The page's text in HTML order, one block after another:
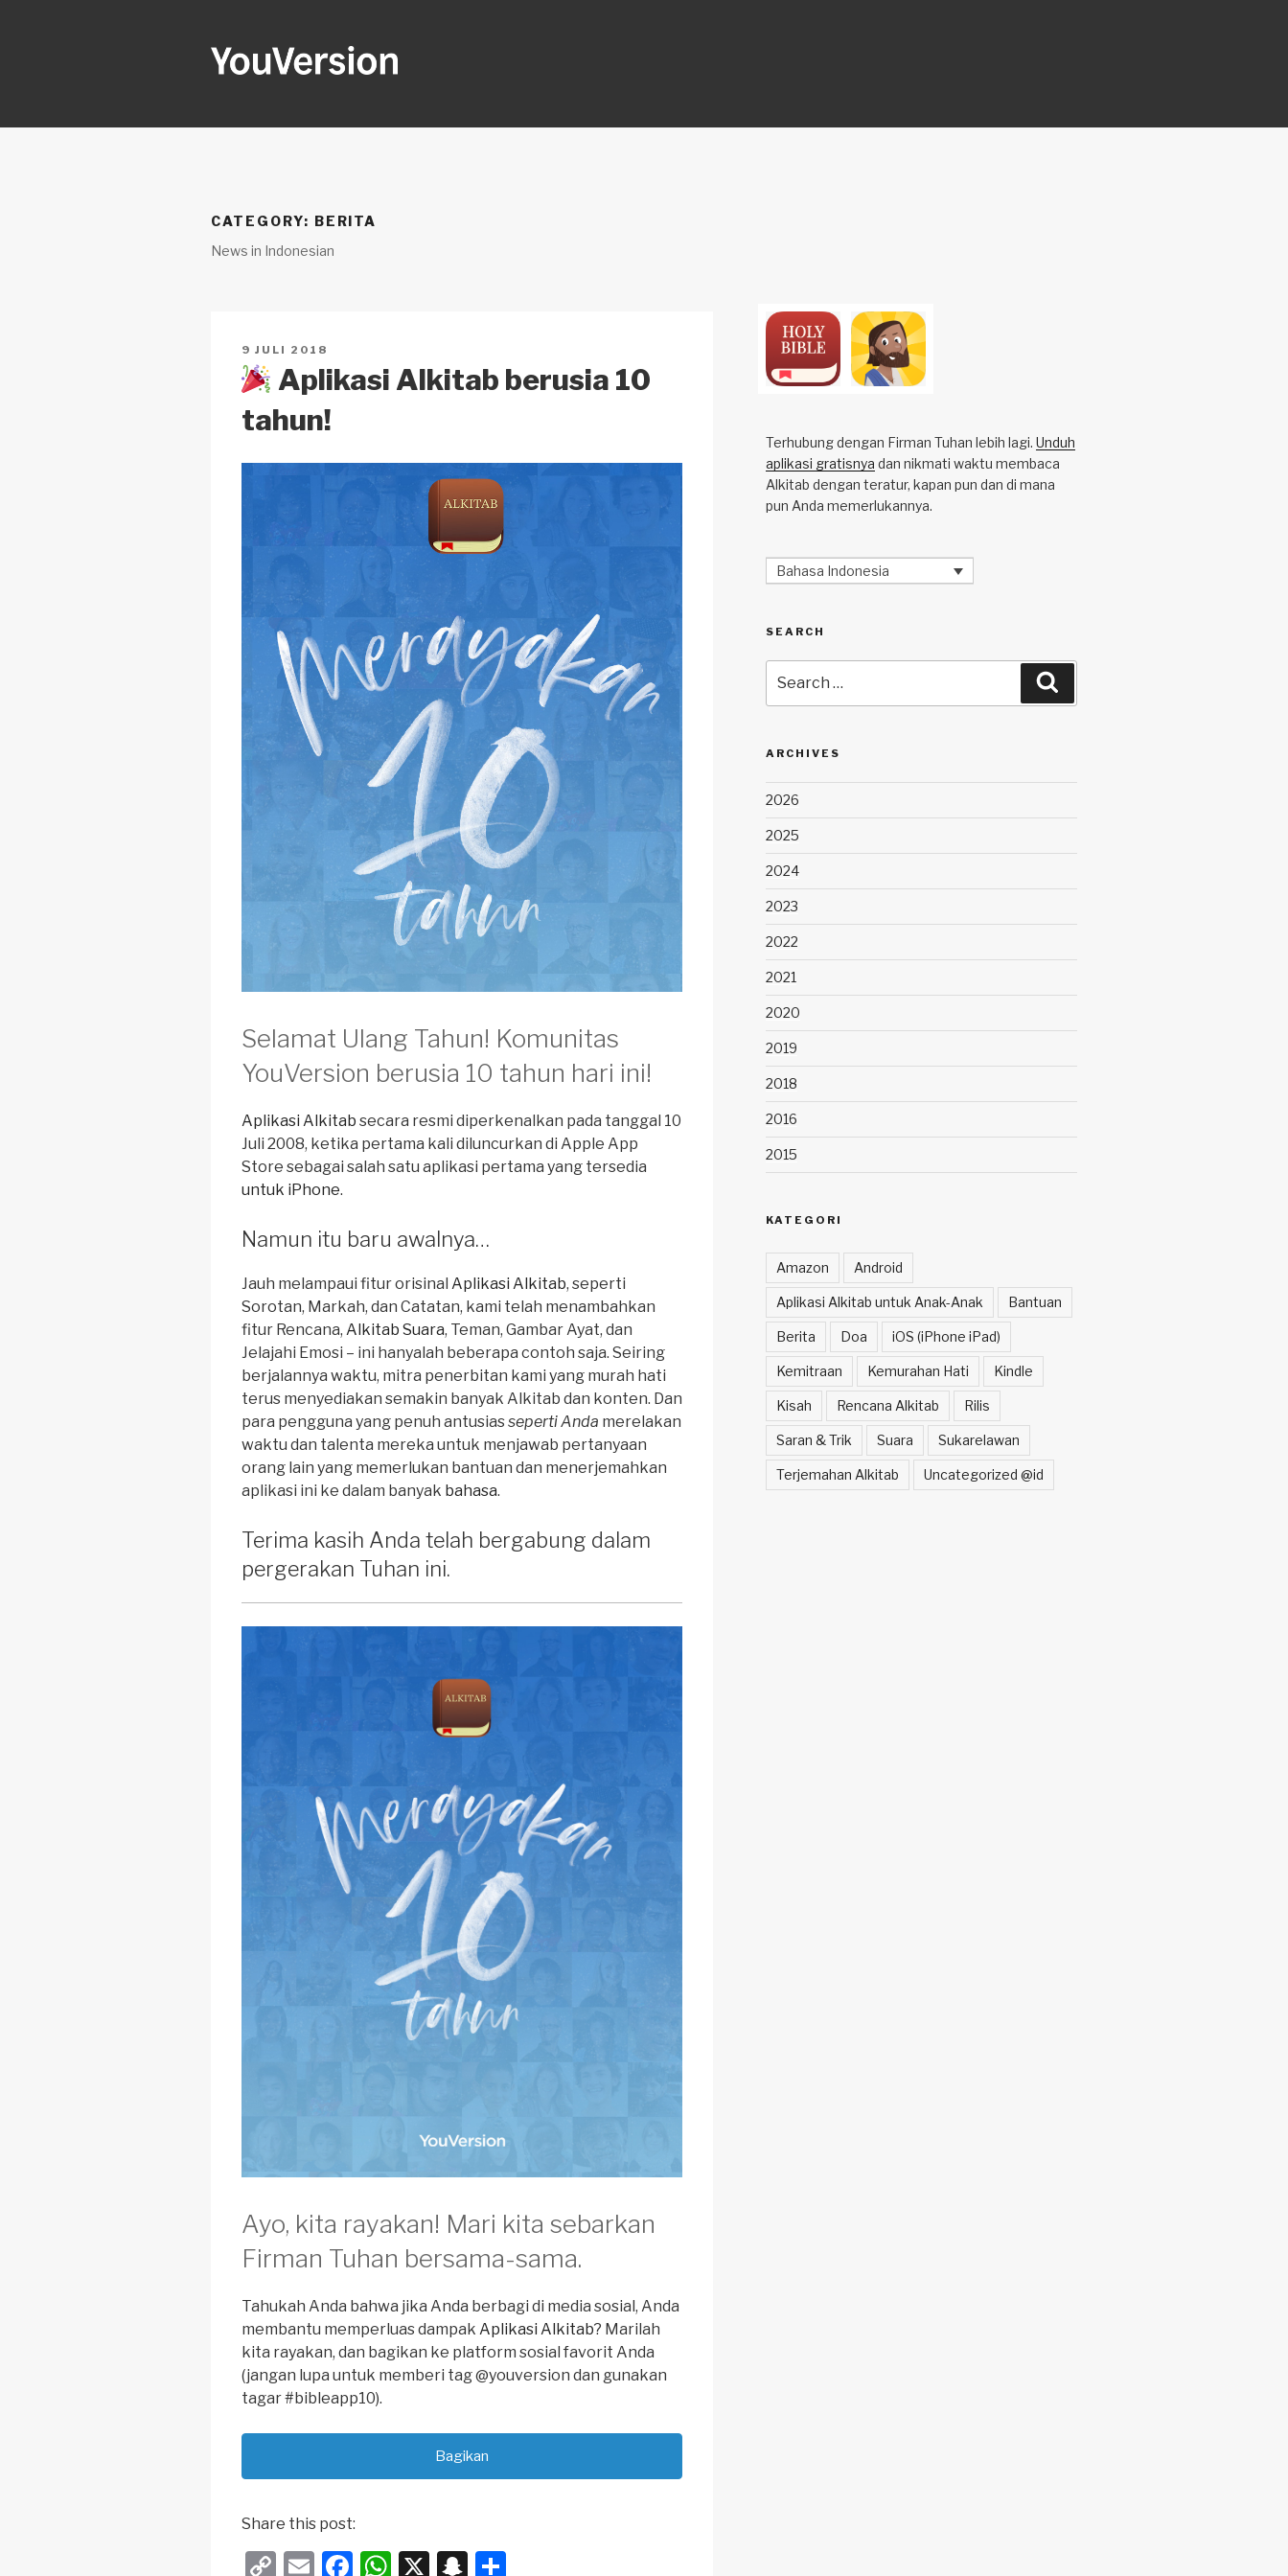
CATEGORY: BERITA
News in Indonesian
POSTED
ON
9 JULI 2018
Aplikasi Alkitab berusia 10
tahun!
Selamat Ulang Tahun! Komunitas
YouVersion berusia 10 tahun hari ini!
Aplikasi Alkitab secara resmi diperkenalkan pada tanggal 10
Juli 2008, ketika pertama kali diluncurkan di Apple App
Store sebagai salah satu aplikasi pertama yang tersedia
untuk iPhone.
Namun itu baru awalnya…
Jauh melampaui fitur orisinal Aplikasi Alkitab, seperti
Sorotan, Markah, dan Catatan, kami telah menambahkan
fitur Rencana, Alkitab Suara, Teman, Gambar Ayat, dan
Jelajahi Emosi – ini hanyalah beberapa contoh saja. Seiring
berjalannya waktu, mitra penerbitan kami yang murah hati
terus menyediakan semakin banyak Alkitab dan konten. Dan
para pengguna yang penuh antusiasseperti Anda merelakan
waktu dan talenta mereka untuk menjawab pertanyaan
orang lain yang memerlukan bantuan dan menerjemahkan
aplikasi ini ke dalam banyak bahasa.
Terima kasih Anda telah bergabung dalam
pergerakan Tuhan ini.
Ayo, kita rayakan! Mari kita sebarkan
Firman Tuhan bersama-sama.
Tahukah Anda bahwa jika Anda berbagi di media sosial, Anda
membantu memperluas dampak Aplikasi Alkitab? Marilah
kita rayakan, dan bagikan ke platform sosial favorit Anda
(jangan lupa untuk memberi tag @youversion dan gunakan
tagar #bibleapp10).
Bagikan
Share this post:
C
E
F
W X
S
Terhubung dengan Firman Tuhan lebih lagi. Unduh
aplikasi gratisnya dan nikmati waktu membaca
Alkitab dengan teratur, kapan pun dan di mana
pun Anda memerlukannya.
Bahasa Indonesia
SEARCH
for:
ARCHIVES
2026
2025
2024
2023
2022
2021
2020
2019
2018
2016
2015
KATEGORI
Amazon Android
Aplikasi Alkitab untuk Anak-Anak Bantuan
Berita Doa iOS (iPhone iPad)
Kemitraan Kemurahan Hati Kindle
Kisah Rencana Alkitab Rilis
Saran & Trik Suara Sukarelawan
Terjemahan Alkitab Uncategorized @id